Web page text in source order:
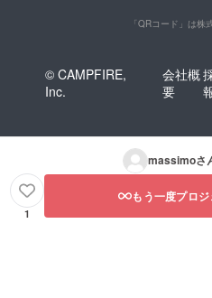
「QRコード」は株
© CAMPFIRE,
Inc.
会社概
要
massimoさ
1
もう一度プロ